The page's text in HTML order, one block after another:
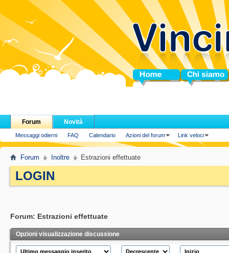
Home Chi siamo
Forum
Messaggi odierni FAQ Calendario Azioni del forum Link veloci
Novità
Forum Inoltre Estrazioni effettuate
LOGIN.
Forum: Estrazioni effettuate
Opzioni visualizzazione discussione